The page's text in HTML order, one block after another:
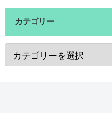
カテゴリー